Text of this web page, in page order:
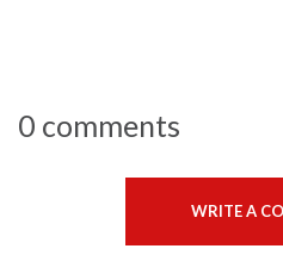
0 comments
WRITE A